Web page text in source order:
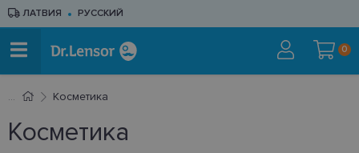
ЛАТВИЯ РУССКИЙ
0
Косметика
Косметика